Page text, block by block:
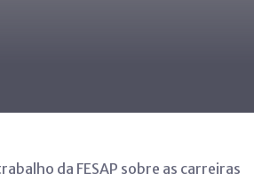
da FESAP sobre as carreiras